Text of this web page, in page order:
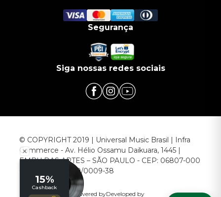
Segurança
Siga nossas redes sociais
© COPYRIGHT 2019 | Universal Music Brasil | Infra
Commerce - Av. Hélio Ossamu Daikuara, 1445 |
EMBU DAS ARTES – SÃO PAULO - CEP: 06807-000
CNPJ: 00.952.789/0009-38
Powered byDeveloped by